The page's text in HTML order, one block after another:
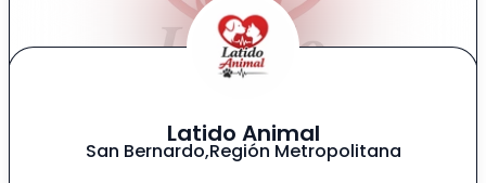
Latido Animal
San Bernardo,Región Metropolitana